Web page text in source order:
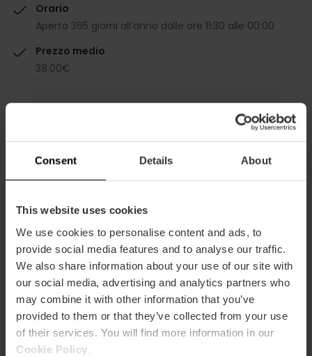
Consent Details About
This website uses cookies
We use cookies to personalise content and ads, to
provide social media features and to analyse our traffic.
We also share information about your use of our site with
our social media, advertising and analytics partners who
may combine it with other information that you’ve
provided to them or that they’ve collected from your use
of their services. You will find more information in our
Cookie Policy
Orario
Aperto 365 giorni all’anno dalle ore 11:30 alle 00:00
Prezzo medio
38.00€
Capacità
Ristorante
220
Come arrivare